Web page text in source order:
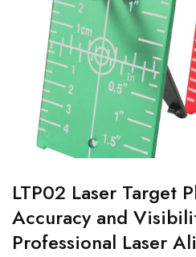
LTP02 Laser Target
Accuracy and
Professional Laser